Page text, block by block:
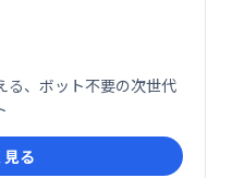
る、ボット不要の次世代
る